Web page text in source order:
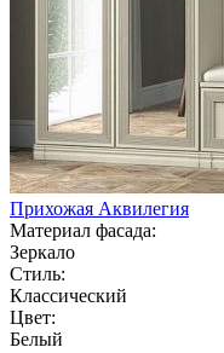
Прихожая Аквилегия
Материал фасада:
Зеркало
Стиль:
Классический
Цвет:
Белый